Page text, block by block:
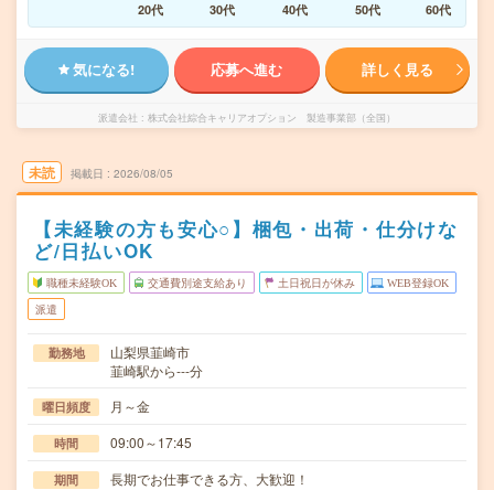
20代
30代 40代 50代 60代
気になる! 応募へ進む 詳しく見る
派遣会社 株式会社綜合キャリアオプション 製造事業部（全国）
未読 掲載日 2026/08/05
【未経験の方も安心○】梱包・出荷・仕分けな
ど/日払いOK
職種未経験OK 交通費別途支給あり 土日祝日が休み WEB登録OK
派遣
勤務地
山梨県韮崎市
韮崎駅から---分
曜日頻度 月～金
時間 09:00～17:45
期間 長期でお仕事できる方、大歓迎！